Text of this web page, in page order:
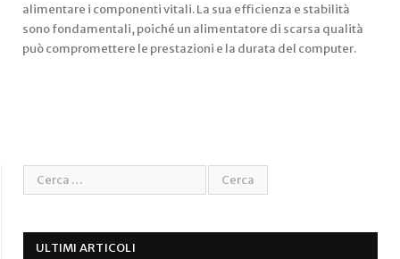
alimentare i componenti vitali. La sua efficienza e stabilità
sono fondamentali, poiché un alimentatore di scarsa qualità
può compromettere le prestazioni e la durata del computer.
ULTIMI ARTICOLI